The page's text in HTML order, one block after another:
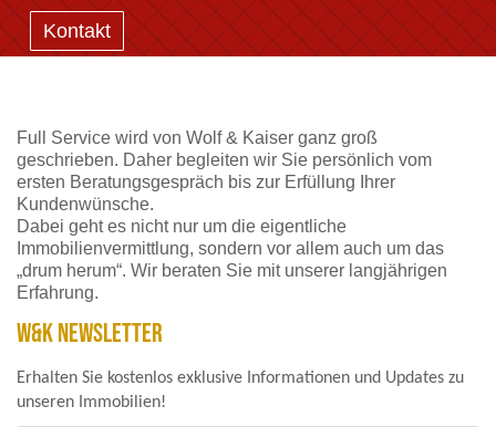
Kontakt
Full Service wird von Wolf & Kaiser ganz groß
geschrieben. Daher begleiten wir Sie persönlich vom
ersten Beratungsgespräch bis zur Erfüllung Ihrer
Kundenwünsche.
Dabei geht es nicht nur um die eigentliche
Immobilienvermittlung, sondern vor allem auch um das
„drum herum“. Wir beraten Sie mit unserer langjährigen
Erfahrung.
W&K NEWSLETTER
Erhalten Sie kostenlos exklusive Informationen und Updates zu
unseren Immobilien!